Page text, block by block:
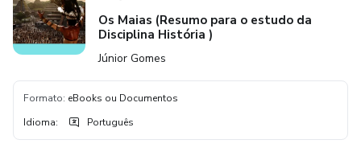
Os Maias (Resumo para o estudo da
Disciplina História )
Júnior Gomes
Formato: eBooks ou Documentos
Idioma: Português